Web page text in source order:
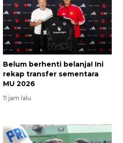
Belum berhenti belanja! Ini
rekap transfer sementara
MU 2026
11 jam lalu